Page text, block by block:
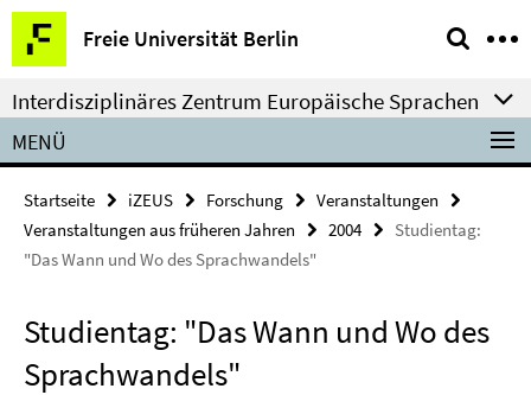
Springe
direkt
zu
Inhalt
Freie Universität Berlin
Service-
Navigation
Interdisziplinäres Zentrum Europäische Sprachen
MENÜ
Startseite iZEUS Forschung
Veranstaltungen
Veranstaltungen aus früheren Jahren
2004
Studientag:
"Das Wann und Wo des Sprachwandels"
Studientag: "Das Wann und Wo des
Sprachwandels"